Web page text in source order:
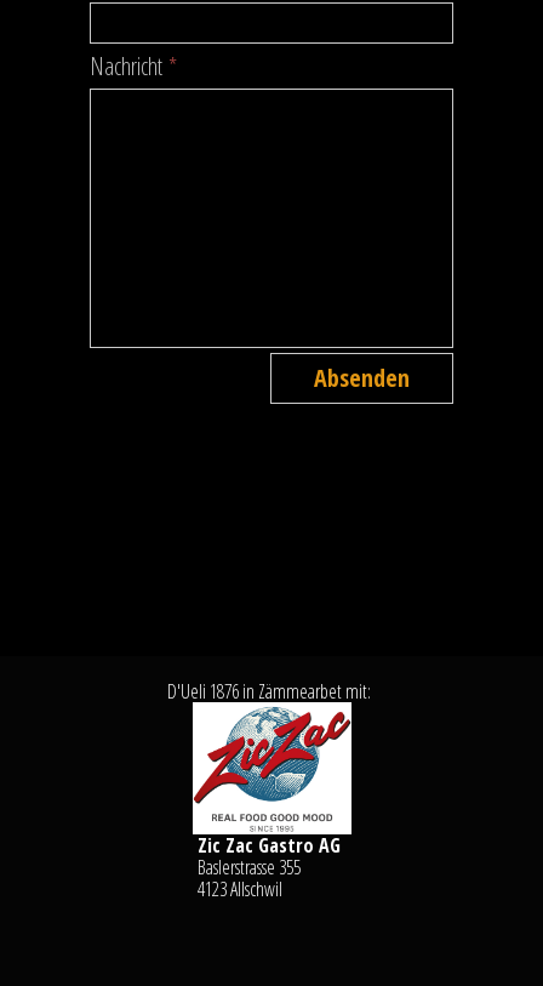
Nachricht *
Absenden
D'Ueli 1876 in Zämmearbet mit:
Zic Zac Gastro AG
Baslerstrasse 355
4123 Allschwil